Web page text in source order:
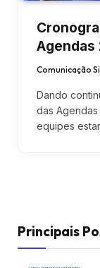
Agendas
Comunicação
Dando
das Agendas
equipes
Principais